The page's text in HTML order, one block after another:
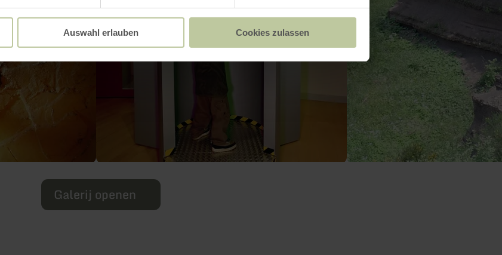
Auswahl erlauben Cookies zulassen
Galerij openen